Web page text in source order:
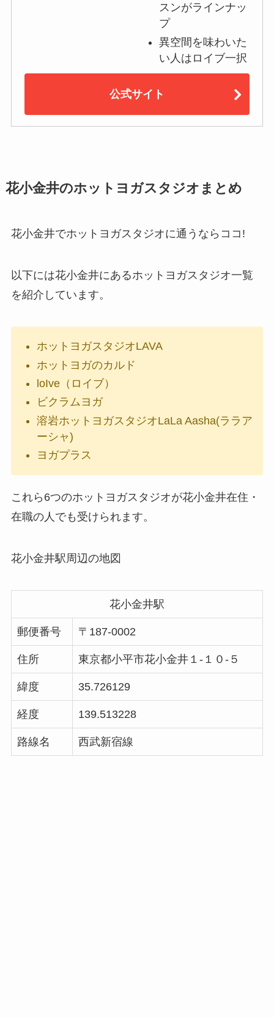
スンがラインナッ
プ
異空間を味わいた
い人はロイブ一択
公式サイト
花小金井のホットヨガスタジオまとめ
花小金井でホットヨガスタジオに通うならココ!
以下には花小金井にあるホットヨガスタジオ一覧
を紹介しています。
ホットヨガスタジオLAVA
ホットヨガのカルド
loIve（ロイブ）
ビクラムヨガ
溶岩ホットヨガスタジオLaLa Aasha(ララア
ーシャ)
ヨガプラス
これら6つのホットヨガスタジオが花小金井在住・
在職の人でも受けられます。
花小金井駅周辺の地図
花小金井駅
郵便番号 〒187-0002
住所 東京都小平市花小金井１-１０-５
緯度 35.726129
経度 139.513228
路線名 西武新宿線